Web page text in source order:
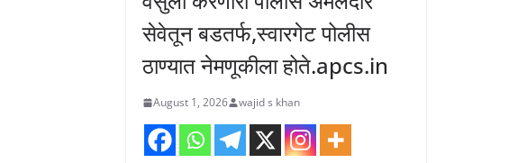
सेवेतून बडतर्फ,स्वारगेट पोलीस
ठाण्यात नेमणूकीला होते.apcs.in
August 1, 2026 wajid s khan